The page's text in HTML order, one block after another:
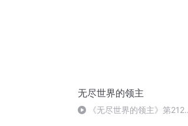
无尽世界的领主
《无尽世界的领主》第212